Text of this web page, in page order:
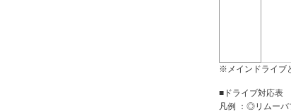
※メインドライブ
■ドライブ対応表
凡例 ：◎リムーバ